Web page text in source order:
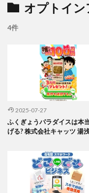
オプトイン
4件
2025-07-27
ふくぎょうパラダイスは本
げる? 株式会社キャッツ 湯